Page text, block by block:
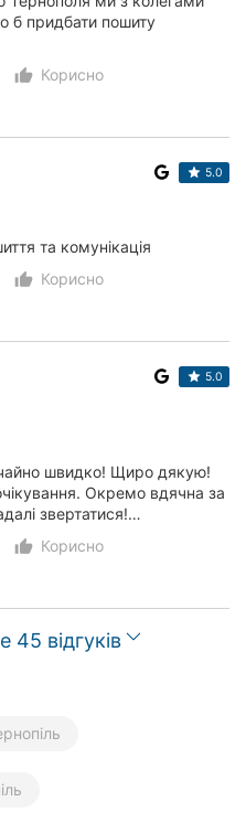
б придбати пошиту
нитками...
thumb_up_alt
Корисно
5.0
та комунікація
thumb_up_alt
Корисно
5.0
швидко! Щиро дякую!
Окремо вдячна за
звертатися!…
thumb_up_alt
Корисно
45 відгуків